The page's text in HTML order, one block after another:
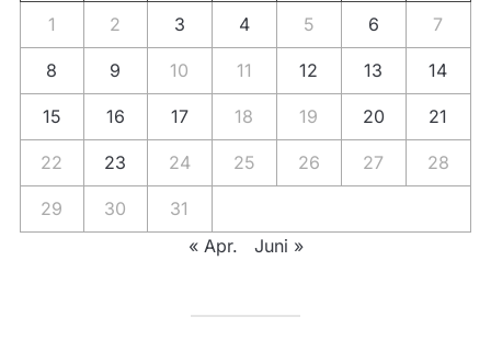
1 2 3 4 5 6 7
8 9 10 11 12 13 14
15 16 17 18 19 20 21
22 23 24 25 26 27 28
29 30
31
« Apr.
Juni »